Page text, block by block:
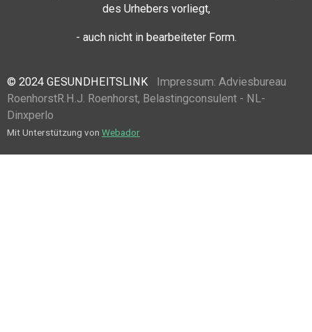
des Urhebers vorliegt,
- auch nicht in bearbeiteter Form.
© 2024 GESUNDHEITSLINK Impressum: Adviesbureau
RoenhorstR.H.J. Roenhorst, Belastingconsulent - NL-
Dinxperlo
Mit Unterstützung von Webador